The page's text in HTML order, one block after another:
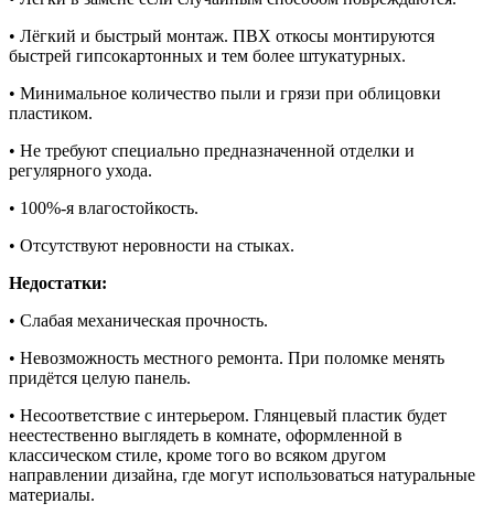
• Лёгкий и быстрый монтаж. ПВХ откосы монтируются
быстрей гипсокартонных и тем более штукатурных.
• Минимальное количество пыли и грязи при облицовки
пластиком.
• Не требуют специально предназначенной отделки и
регулярного ухода.
• 100%-я влагостойкость.
• Отсутствуют неровности на стыках.
Недостатки:
• Слабая механическая прочность.
• Невозможность местного ремонта. При поломке менять
придётся целую панель.
• Несоответствие с интерьером. Глянцевый пластик будет
неестественно выглядеть в комнате, оформленной в
классическом стиле, кроме того во всяком другом
направлении дизайна, где могут использоваться натуральные
материалы.